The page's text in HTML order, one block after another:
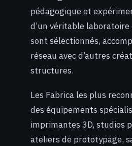
pédagogique et
d’un véritable
sont sélectionnés,
réseau avec d’autres
structures.
Les Fabrica les plus
des équipements
imprimantes 3D, studios
ateliers de prototypage,